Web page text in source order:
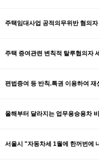
주택임대사업 공적의무위반 혐의
주택 증여관련 변칙적 탈루협의자
편법증여 등 반칙.특권 이용하여
올해부터 달라지는 업무용승용차
서울시 "자동차세 1월에 한꺼번에